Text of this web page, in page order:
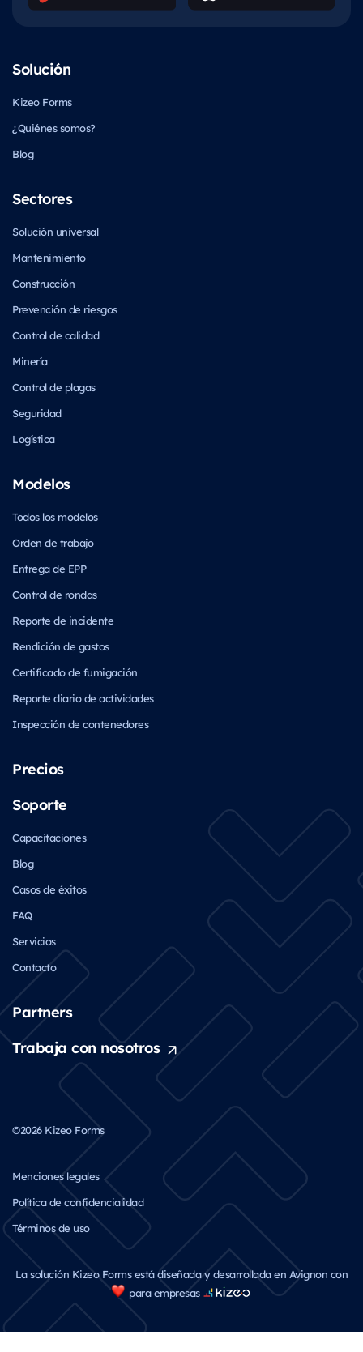
Solución
Kizeo Forms
¿Quiénes somos?
Blog
Sectores
Solución universal
Mantenimiento
Construcción
Prevención de riesgos
Control de calidad
Minería
Control de plagas
Seguridad
Logística
Modelos
Todos los modelos
Orden de trabajo
Entrega de EPP
Control de rondas
Reporte de incidente
Rendición de gastos
Certificado de fumigación
Reporte diario de actividades
Inspección de contenedores
Precios
Soporte
Capacitaciones
Blog
Casos de éxitos
FAQ
Servicios
Contacto
Partners
Trabaja con nosotros
©2026 Kizeo Forms
La solución Kizeo Forms está diseñada y desarrollada en Avignon con
para empresas
Menciones legales
Política de confidencialidad
Términos de uso